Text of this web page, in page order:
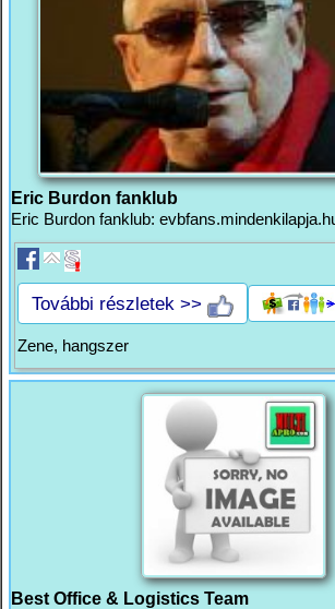
Eric Burdon fanklub
Eric Burdon fanklub:
További részletek >>
Zene, hangszer
Best Office & Logistics Team